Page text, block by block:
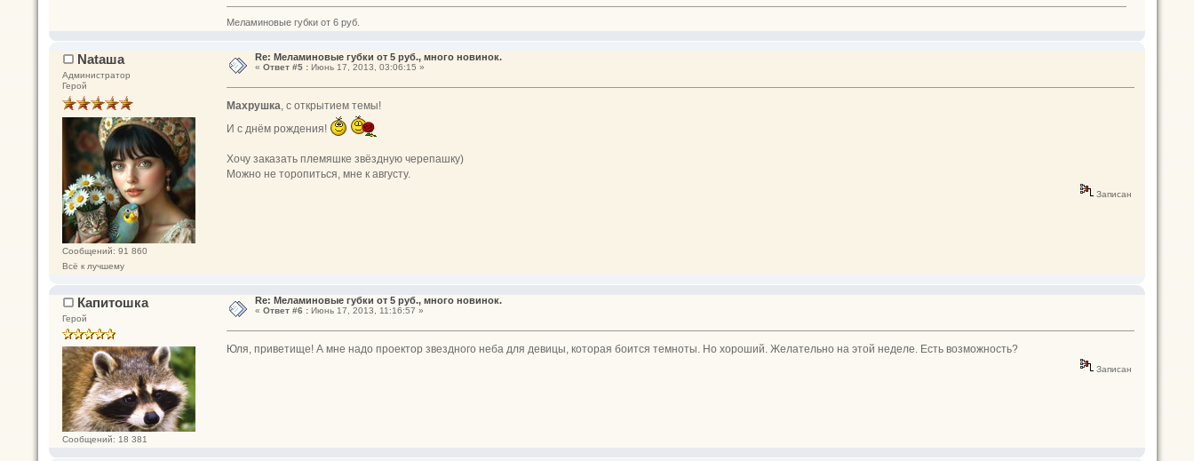
Меламиновые губки от 6 руб.
Nataшa
Администратор
Герой
Сообщений: 91 860
Всё к лучшему
Re: Меламиновые губки от 5 руб., много новинок.
« Ответ #5 :Июнь 17, 2013, 03:06:15 »
Махрушка, с открытием темы!
И с днём рождения!
Хочу заказать племяшке звёздную черепашку)
Можно не торопиться, мне к августу.
Записан
Капитошка
Герой
Сообщений: 18 381
Re: Меламиновые губки от 5 руб., много новинок.
« Ответ #6 :Июнь 17, 2013, 11:16:57 »
Юля, приветище! А мне надо проектор звездного неба для девицы, которая боится темноты. Но хороший. Желательно на этой неделе. Есть возможность?
Записан